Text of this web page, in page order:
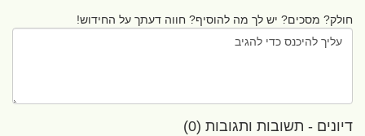
חולק? מסכים? יש לך מה להוסיף? חווה דעתך על החידוש!
דיונים - תשובות ותגובות (0)